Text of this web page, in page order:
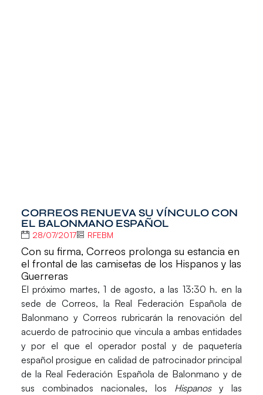
CORREOS RENUEVA SU VÍNCULO CON
EL BALONMANO ESPAÑOL
28/07/2017 RFEBM
Con su firma, Correos prolonga su estancia en
el frontal de las camisetas de los Hispanos y las
Guerreras
El próximo martes, 1 de agosto, a las 13:30 h. en la
sede de Correos, la Real Federación Española de
Balonmano y Correos rubricarán la renovación del
acuerdo de patrocinio que vincula a ambas entidades
y por el que el operador postal y de paquetería
español prosigue en calidad de patrocinador principal
de la Real Federación Española de Balonmano y de
sus combinados nacionales, los Hispanosy las